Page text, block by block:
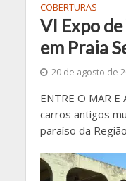
COBERTURAS
VI Expo
em Praia
20 de agosto de
ENTRE O MAR
carros antigos
paraíso da